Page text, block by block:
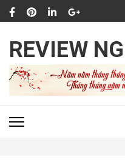
qua
nội
dung
(ấn
Enter)
REVIEW